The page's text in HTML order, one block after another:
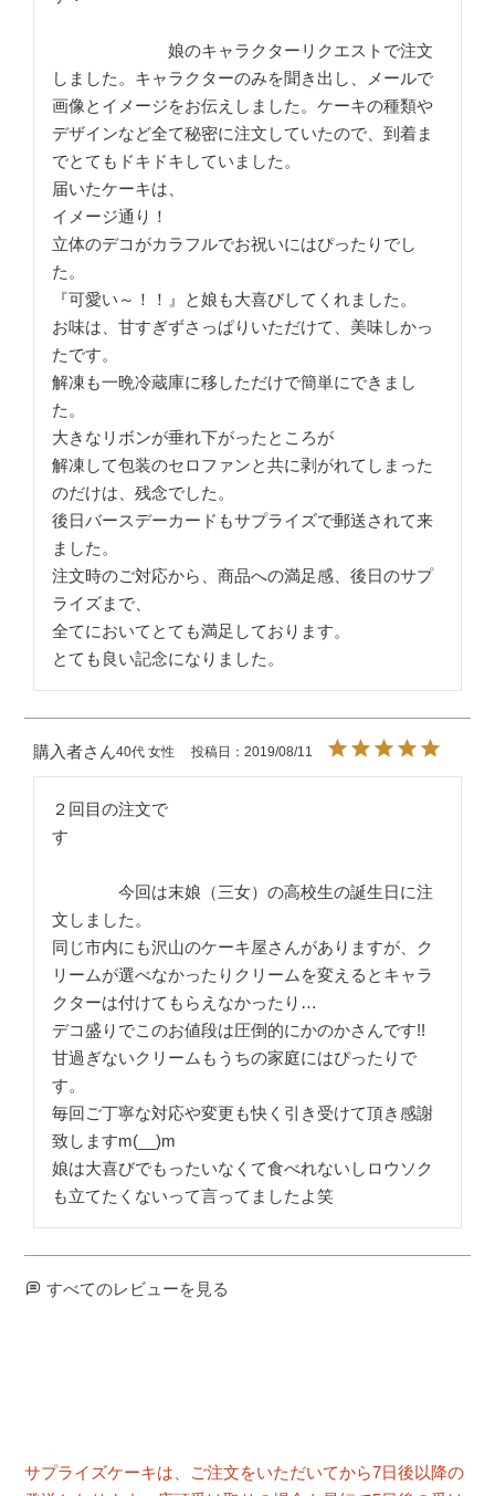
娘のキャラクターリクエストで注文
しました。キャラクターのみを聞き出し、メールで
画像とイメージをお伝えしました。ケーキの種類や
デザインなど全て秘密に注文していたので、到着ま
でとてもドキドキしていました。
届いたケーキは、
イメージ通り！
立体のデコがカラフルでお祝いにはぴったりでし
た。
『可愛い～！！』と娘も大喜びしてくれました。
お味は、甘すぎずさっぱりいただけて、美味しかっ
たです。
解凍も一晩冷蔵庫に移しただけで簡単にできまし
た。
大きなリボンが垂れ下がったところが
解凍して包装のセロファンと共に剥がれてしまった
のだけは、残念でした。
後日バースデーカードもサプライズで郵送されて来
ました。
注文時のご対応から、商品への満足感、後日のサプ
ライズまで、
全てにおいてとても満足しております。
購入者 40代 女性 投稿日 2019/08/11
２回目の注文で
す
今回は末娘（三女）の高校生の誕生日に注
文しました。
同じ市内にも沢山のケーキ屋さんがありますが、ク
リームが選べなかったりクリームを変えるとキャラ
クターは付けてもらえなかったり…
デコ盛りでこのお値段は圧倒的にかのかさんです!!
甘過ぎないクリームもうちの家庭にはぴったりで
す。
毎回ご丁寧な対応や変更も快く引き受けて頂き感謝
致しますm(__)m
娘は大喜びでもったいなくて食べれないしロウソク
も立てたくないって言ってましたよ笑
すべてのレビューを見る
サプライズケーキは、ご注文をいただいてから7日後以降の